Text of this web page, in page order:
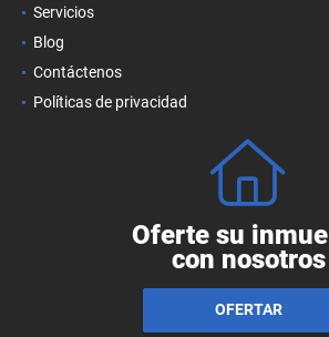
Servicios
Blog
Contáctenos
Políticas de privacidad
Oferte su
con nosotros
OFERTAR